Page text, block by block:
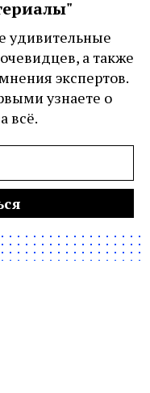
удивительные
а также
экспертов.
узнаете о
всё.